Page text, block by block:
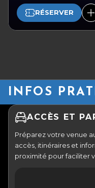
RÉSERVER
INFOS
ACCÈS ET
Préparez votre venue
accès, itinéraires et
proximité pour faciliter